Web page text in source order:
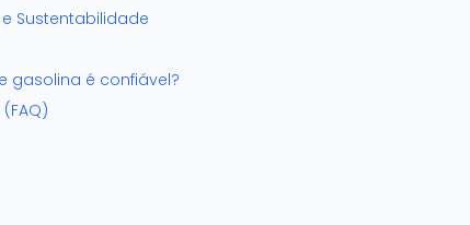
Sustentabilidade
gasolina é confiável?